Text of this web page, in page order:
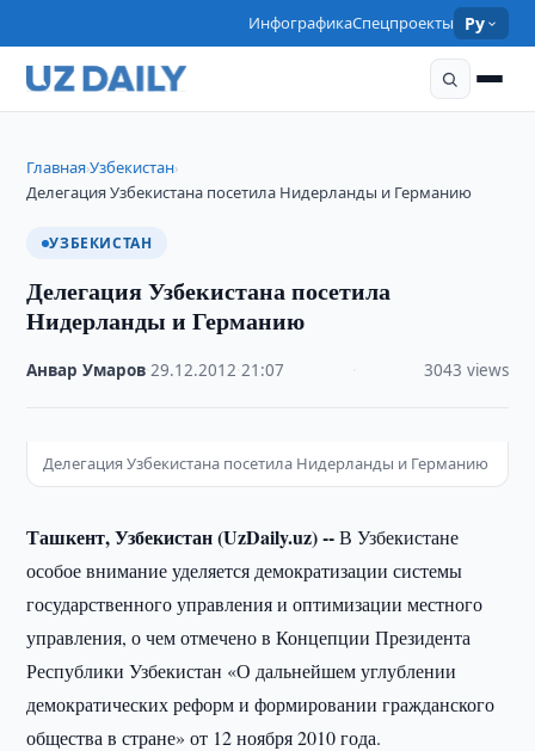
ИнфографикаСпецпроекты Ру
Главная›Узбекистан›
Делегация Узбекистана посетила Нидерланды и Германию
УЗБЕКИСТАН
Делегация Узбекистана посетила
Нидерланды и Германию
Анвар Умаров ·29.12.2012 ·21:07 3043 views
Делегация Узбекистана посетила Нидерланды и Германию
Ташкент, Узбекистан (UzDaily.uz) --В Узбекистане
особое внимание уделяется демократизации системы
государственного управления и оптимизации местного
управления, о чем отмечено в Концепции Президента
Республики Узбекистан «О дальнейшем углублении
демократических реформ и формировании гражданского
общества в стране» от 12 ноября 2010 года.